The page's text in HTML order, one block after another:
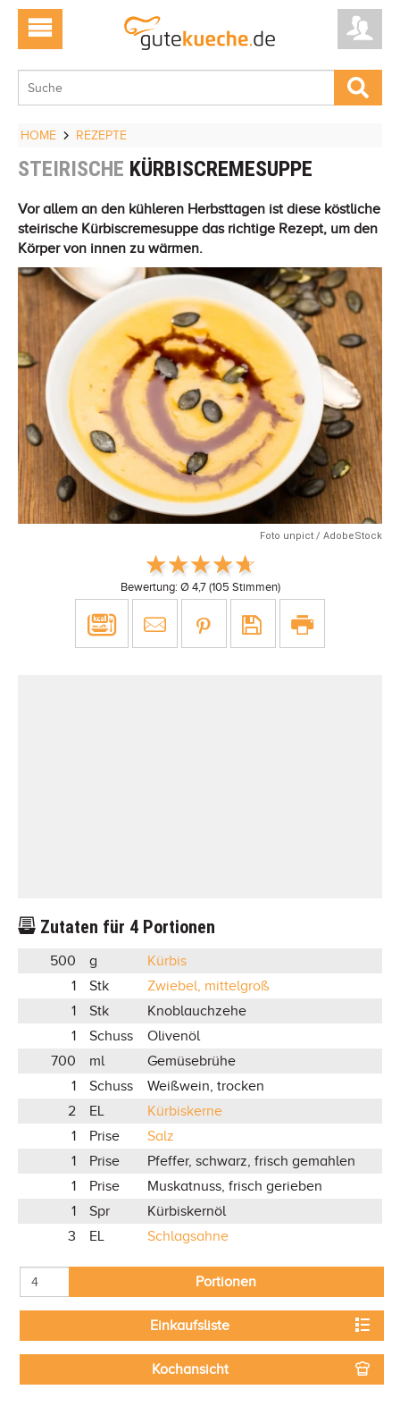
HOME REZEPTE
STEIRISCHE KÜRBISCREMESUPPE
Vor allem an den kühleren Herbsttagen ist diese köstliche
steirische Kürbiscremesuppe das richtige Rezept, um den
Körper von innen zu wärmen.
Foto unpict / AdobeStock
Bewertung: Ø 4,7(105 Stimmen)
Zutaten für 4 Portionen
500 g
Kürbis
1
Stk
Zwiebel, mittelgroß
1
Stk
Knoblauchzehe
1
Schuss
Olivenöl
700
ml
Gemüsebrühe
1
Schuss
Weißwein, trocken
2
EL
Kürbiskerne
1
Prise
Salz
1
Prise
Pfeffer, schwarz, frisch gemahlen
1
Prise
Muskatnuss, frisch gerieben
1
Spr
Kürbiskernöl
3
EL Schlagsahne
Portionen
Einkaufsliste
Kochansicht